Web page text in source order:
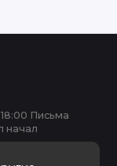
Письма
начал